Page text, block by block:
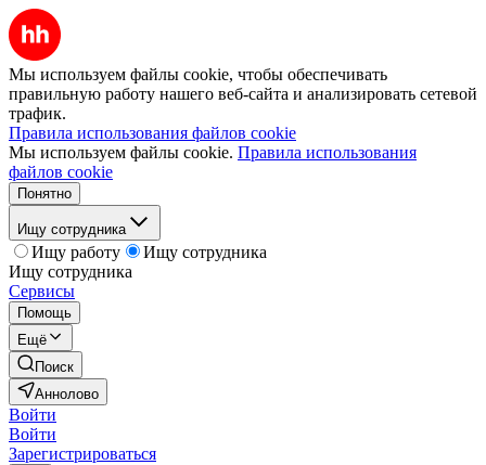
Мы используем файлы cookie, чтобы обеспечивать
правильную работу нашего веб-сайта и анализировать сетевой
трафик.
Правила использования файлов cookie
Мы используем файлы cookie. Правила использования
файлов cookie
Понятно
Ищу сотрудника
Ищу работу
Ищу сотрудника
Ищу сотрудника
Сервисы
Помощь
Ещё
Поиск
Аннолово
Войти
Войти
Зарегистрироваться